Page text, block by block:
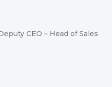
CEO – Head of Sales